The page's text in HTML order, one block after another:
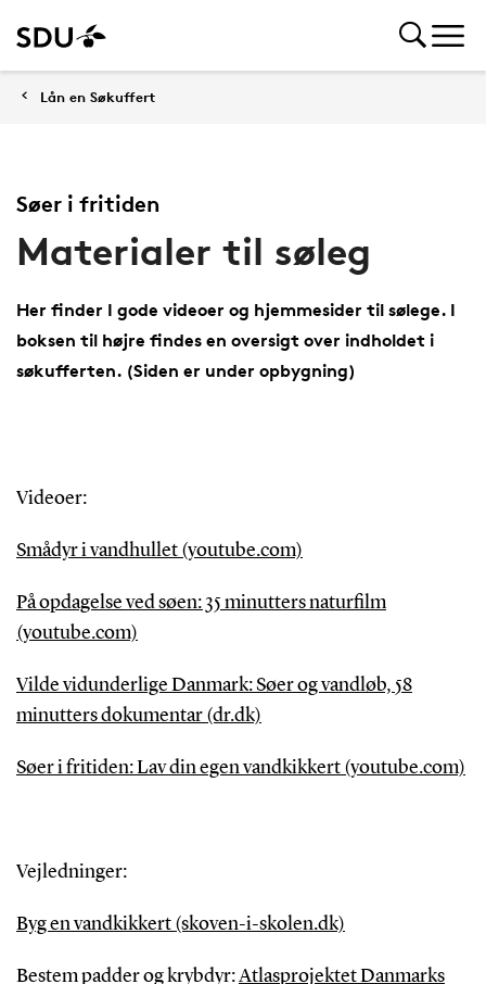
Lån en Søkuffert
Søer i fritiden
Materialer til søleg
Her finder I gode videoer og hjemmesider til sølege. I
boksen til højre findes en oversigt over indholdet i
søkufferten. (Siden er under opbygning)
Videoer:
Smådyr i vandhullet (youtube.com)
På opdagelse ved søen: 35 minutters naturfilm
(youtube.com)
Vilde vidunderlige Danmark: Søer og vandløb, 58
minutters dokumentar (dr.dk)
Søer i fritiden: Lav din egen vandkikkert (youtube.com)
Vejledninger:
Byg en vandkikkert (skoven-i-skolen.dk)
Bestem padder og krybdyr:Atlasprojektet Danmarks